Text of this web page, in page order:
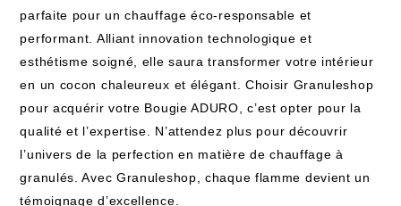
parfaite pour un chauffage éco-responsable et
performant. Alliant innovation technologique et
esthétisme soigné, elle saura transformer votre intérieur
en un cocon chaleureux et élégant. Choisir Granuleshop
pour acquérir votre Bougie ADURO, c’est opter pour la
qualité et l’expertise. N’attendez plus pour découvrir
l’univers de la perfection en matière de chauffage à
granulés. Avec Granuleshop, chaque flamme devient un
témoignage d’excellence.